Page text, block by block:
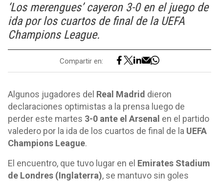
‘Los merengues’ cayeron 3-0 en el juego de
ida por los cuartos de final de la UEFA
Champions League.
Compartir en:
Algunos jugadores del Real Madrid dieron
declaraciones optimistas a la prensa luego de
perder este martes 3-0 ante el Arsenal en el partido
valedero por la ida de los cuartos de final de la UEFA
Champions League.
El encuentro, que tuvo lugar en el Emirates Stadium
de Londres (Inglaterra), se mantuvo sin goles